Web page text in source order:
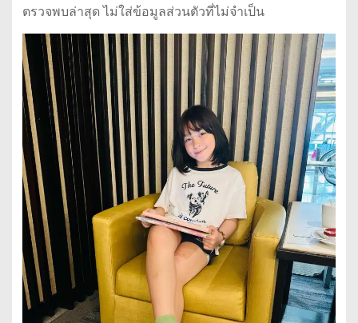
ตรวจพบล่าสุด ไม่ใส่ข้อมูลส่วนตัวที่ไม่จำเป็น